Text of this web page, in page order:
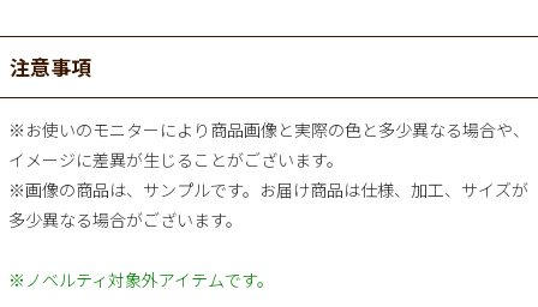
注意事項
※お使いのモニターにより商品画像と実際の色と多少異なる場合や、
イメージに差異が生じることがございます。
※画像の商品は、サンプルです。お届け商品は仕様、加工、サイズが
多少異なる場合がございます。
※ノベルティ対象外アイテムです。